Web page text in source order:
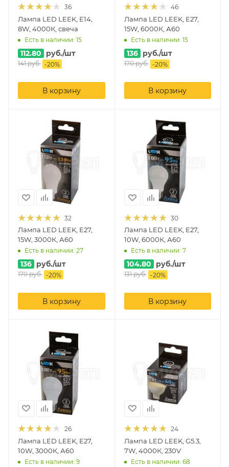
36
Лампа LED LEEK, E14,
8W, 4000К, свеча
Есть в наличии: 15
112.80 руб./шт
141руб. -20%
В корзину
46
Лампа LED LEEK, E27,
15W, 6000К, А60
Есть в наличии: 15
136 руб./шт
170руб. -20%
В корзину
32
Лампа LED LEEK, E27,
15W, 3000К, А60
Есть в наличии: 27
136 руб./шт
170руб. -20%
В корзину
30
Лампа LED LEEK, E27,
10W, 6000К, А60
Есть в наличии: 7
104.80 руб./шт
131руб. -20%
В корзину
26
Лампа LED LEEK, E27,
10W, 3000К, А60
Есть в наличии: 9
24
Лампа LED LEEK, G5.3,
7W, 4000К, 230V
Есть в наличии: 68